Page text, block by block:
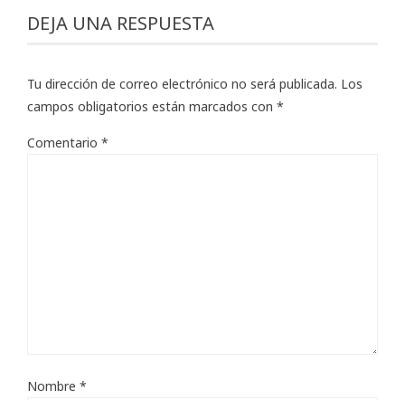
DEJA UNA RESPUESTA
Tu dirección de correo electrónico no será publicada. Los
campos obligatorios están marcados con *
Comentario *
Nombre *